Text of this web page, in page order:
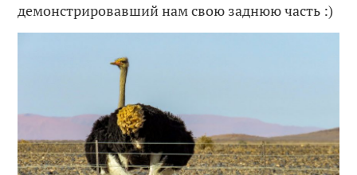
демонстрировавший нам свою заднюю часть :)